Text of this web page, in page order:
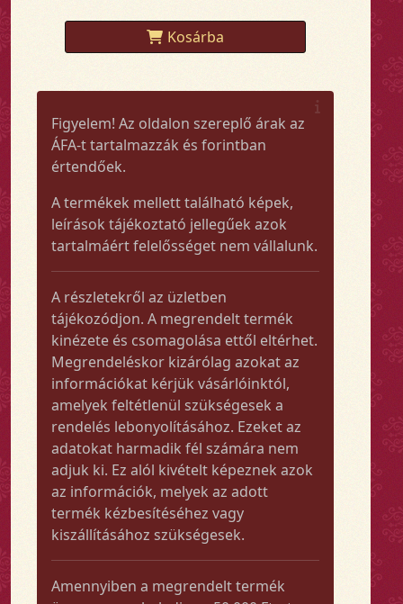
Kosárba
Figyelem! Az oldalon szereplő árak az
ÁFA-t tartalmazzák és forintban
értendőek.
A termékek mellett található képek,
leírások tájékoztató jellegűek azok
tartalmáért felelősséget nem vállalunk.
A részletekről az üzletben
tájékozódjon. A megrendelt termék
kinézete és csomagolása ettől eltérhet.
Megrendeléskor kizárólag azokat az
információkat kérjük vásárlóinktól,
amelyek feltétlenül szükségesek a
rendelés lebonyolításához. Ezeket az
adatokat harmadik fél számára nem
adjuk ki. Ez alól kivételt képeznek azok
az információk, melyek az adott
termék kézbesítéséhez vagy
kiszállításához szükségesek.
Amennyiben a megrendelt termék